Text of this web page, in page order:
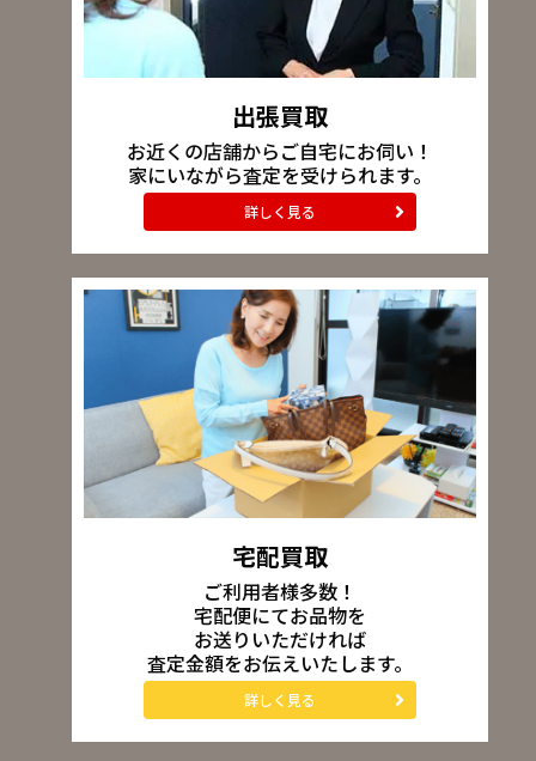
出張買取
お近くの店舗からご自宅にお伺い！
家にいながら査定を受けられます。
詳しく見る
宅配買取
ご利用者様多数！
宅配便にてお品物を
お送りいただければ
査定金額をお伝えいたします。
詳しく見る